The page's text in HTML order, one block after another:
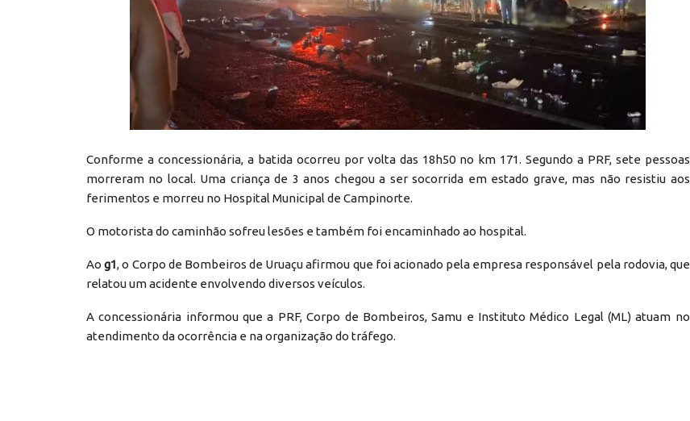
Conforme a concessionária, a batida ocorreu por volta das 18h50 no km 171. Segundo a PRF, sete pessoas
morreram no local. Uma criança de 3 anos chegou a ser socorrida em estado grave, mas não resistiu aos
ferimentos e morreu no Hospital Municipal de Campinorte.
O motorista do caminhão sofreu lesões e também foi encaminhado ao hospital.
Aog1, o Corpo de Bombeiros de Uruaçu afirmou que foi acionado pela empresa responsável pela rodovia, que
relatou um acidente envolvendo diversos veículos.
A concessionária informou que a PRF, Corpo de Bombeiros, Samu e Instituto Médico Legal (ML) atuam no
atendimento da ocorrência e na organização do tráfego.